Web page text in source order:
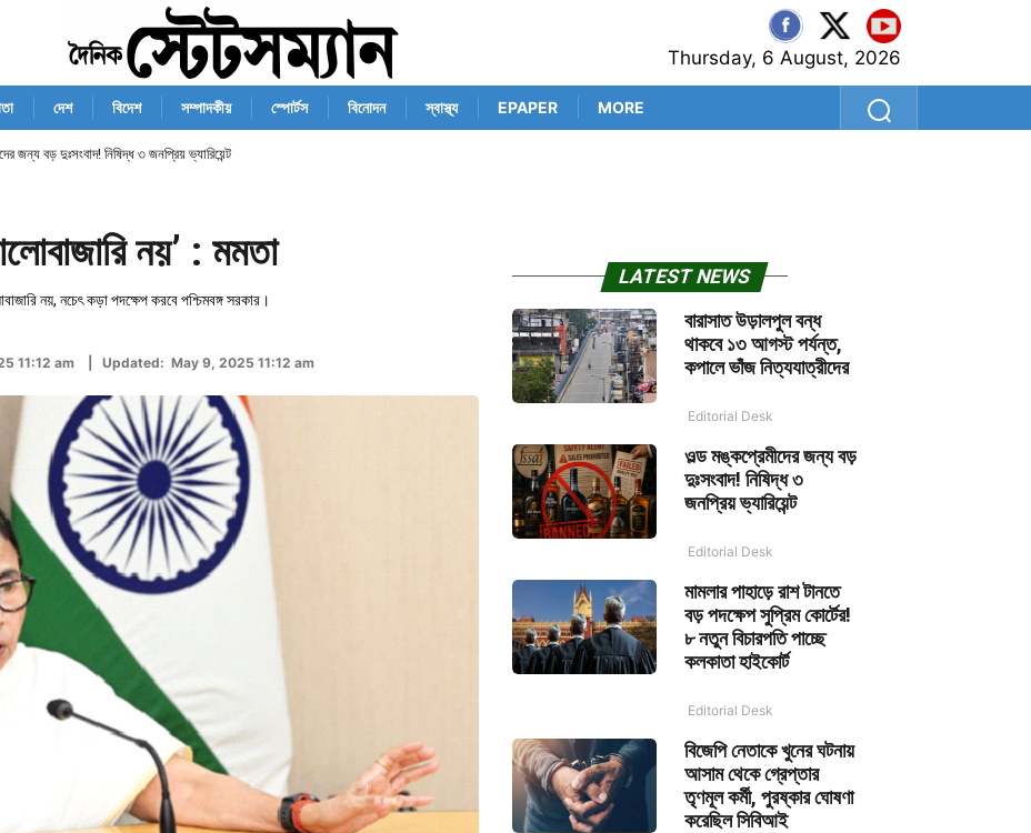
Thursday, 6 August, 2026
দেশ বিদেশ সম্পাদকীয় স্পোর্টস বিনোদন স্বাস্থ্য EPAPER MORE
জন্য বড় দুঃসংবাদ! নিষিদ্ধ ৩ জনপ্রিয় ভ্যারিয়েন্ট
নয়’ : মমতা
নয়, নচেৎ কড়া পদক্ষেপ করবে পশ্চিমবঙ্গ সরকার।
11:12 am | Updated: May 9, 2025 11:12 am
LATEST NEWS
বারাসাত উড়ালপুল বন্ধ
থাকবে ১৩ আগস্ট পর্যন্ত,
কপালে ভাঁজ নিত্যযাত্রীদের
Editorial Desk
ওল্ড মঙ্কপ্রেমীদের জন্য বড়
দুঃসংবাদ! নিষিদ্ধ ৩
জনপ্রিয় ভ্যারিয়েন্ট
Editorial Desk
মামলার পাহাড়ে রাশ টানতে
বড় পদক্ষেপ সুপ্রিম কোর্টের!
৮ নতুন বিচারপতি পাচ্ছে
কলকাতা হাইকোর্ট
Editorial Desk
বিজেপি নেতাকে খুনের ঘটনায়
আসাম থেকে গ্রেপ্তার
তৃণমূল কর্মী, পুরষ্কার ঘোষণা
করেছিল সিবিআই